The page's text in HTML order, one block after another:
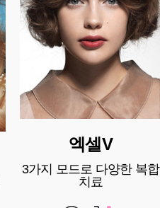
엑셀V
3가지 모드로 다양한 복합
치료